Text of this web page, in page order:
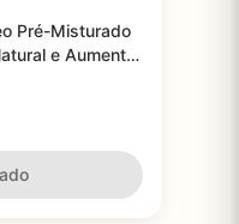
Pré-Misturado
e Aumento